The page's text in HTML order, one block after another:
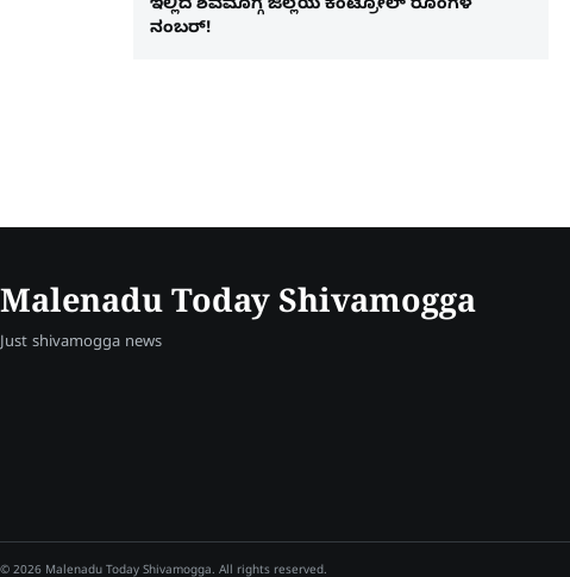
ಇಲ್ಲಿದೆ ಶಿವಮೊಗ್ಗ ಜಿಲ್ಲೆಯ ಕಂಟ್ರೋಲ್​ ರೂಂಗಳ
ನಂಬರ್!
Malenadu Today Shivamogga
Just shivamogga news
© 2026 Malenadu Today Shivamogga. All rights reserved.